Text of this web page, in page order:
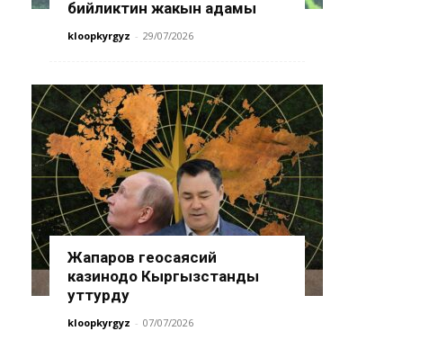
бийликтин жакын адамы
kloopkyrgyz - 29/07/2026
Жапаров геосаясий
казинодо Кыргызстанды
уттурду
kloopkyrgyz - 07/07/2026